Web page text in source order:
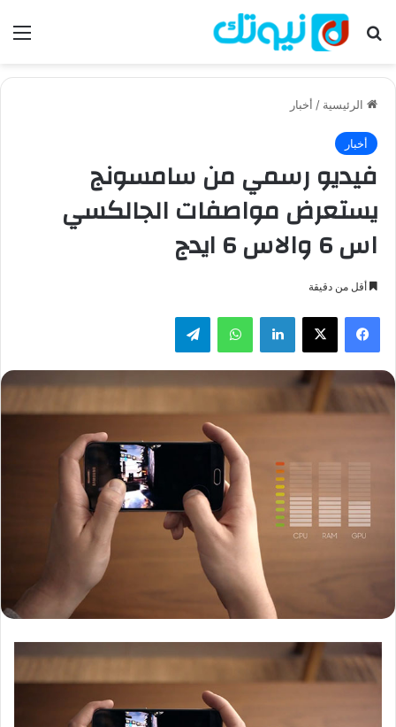
بحث عن
الرئيسية / أخبار
أخبار
فيديو رسمي من سامسونج
يستعرض مواصفات الجالكسي
اس 6 والاس 6 ايدج
أقل من دقيقة
فيسبوك لينكدإن واتساب